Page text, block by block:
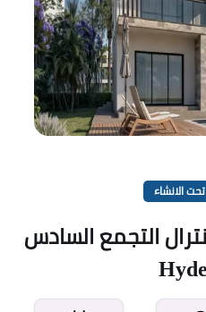
تحت الانشاء
التجمع السادس